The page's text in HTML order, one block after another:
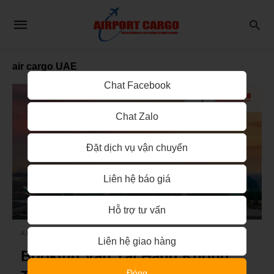
air cargo UAE
AIRPORT CARGO
Booking Vận Tải Hàng Không
Chat Facebook
Chat Zalo
Đặt dịch vụ vận chuyển
Liên hệ báo giá
Hỗ trợ tư vấn
Liên hệ giao hàng